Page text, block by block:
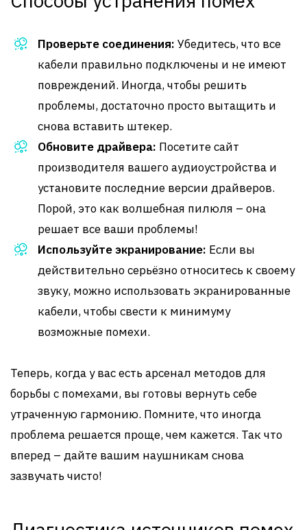
Проверьте соединения: Убедитесь, что все
кабели правильно подключены и не имеют
повреждений. Иногда, чтобы решить
проблемы, достаточно просто вытащить и
снова вставить штекер.
Обновите драйвера: Посетите сайт
производителя вашего аудиоустройства и
установите последние версии драйверов.
Порой, это как волшебная пилюля – она
решает все ваши проблемы!
Используйте экранирование: Если вы
действительно серьёзно относитесь к своему
звуку, можно использовать экранированные
кабели, чтобы свести к минимуму
возможные помехи.
Теперь, когда у вас есть арсенал методов для
борьбы с помехами, вы готовы вернуть себе
утраченную гармонию. Помните, что иногда
проблема решается проще, чем кажется. Так что
вперед – дайте вашим наушникам снова
зазвучать чисто!